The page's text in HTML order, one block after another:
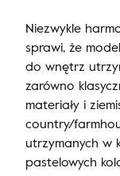
Niezwykle
sprawi, że
do wnętrz
zarówno
materiały i
country/
utrzymanych w
pastelowych